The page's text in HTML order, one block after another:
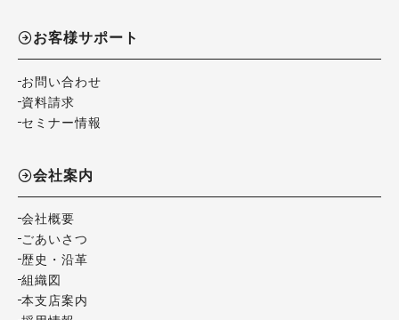
お客様サポート
お問い合わせ
資料請求
セミナー情報
会社案内
会社概要
ごあいさつ
歴史・沿革
組織図
本支店案内